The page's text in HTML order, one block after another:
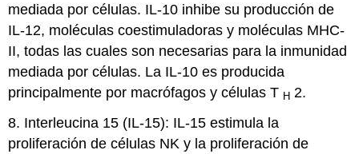
mediada por células. IL-10 inhibe su producción de
IL-12, moléculas coestimuladoras y moléculas MHC-
II, todas las cuales son necesarias para la inmunidad
mediada por células. La IL-10 es producida
principalmente por macrófagos y células T H 2.
8. Interleucina 15 (IL-15): IL-15 estimula la
proliferación de células NK y la proliferación de